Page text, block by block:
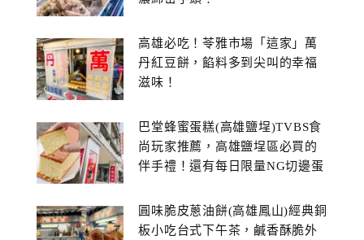
高雄必吃！苓雅市場「這家」萬
丹紅豆餅，餡料多到尖叫的幸福
滋味！
巴堂蜂蜜蛋糕(高雄鹽埕)TVBS食
尚玩家推薦，高雄鹽埕區必買的
伴手禮！還有每日限量NG切邊蛋
圓味脆皮蔥油餅(高雄鳳山)經典銅
板小吃台式下午茶，鹹香酥脆外